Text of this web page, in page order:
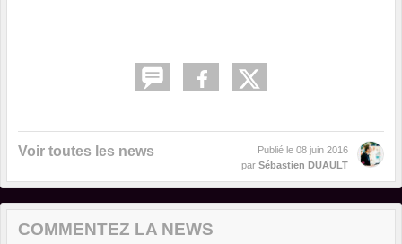
Voir toutes les news Publié le 08 juin 2016
par Sébastien DUAULT
COMMENTEZ LA NEWS